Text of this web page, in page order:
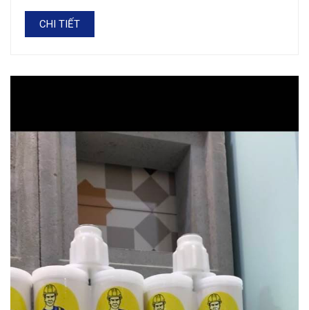
CHI TIẾT